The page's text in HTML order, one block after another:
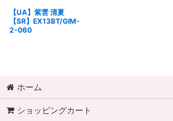
【UA】紫雲 清夏
【SR】EX13BT/GIM-
2-060
ホーム
ショッピングカート